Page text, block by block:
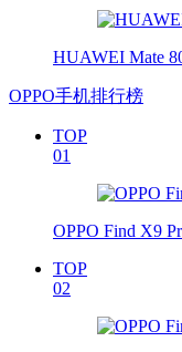
HUAWEI Mate
OPPO手机排行榜
TOP
01
OPPO Find X9
TOP
02